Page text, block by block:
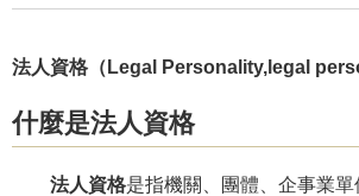
法人資格（Legal Personality,legal
什麼是法人資格
法人資格是指機關、團體、企事業單